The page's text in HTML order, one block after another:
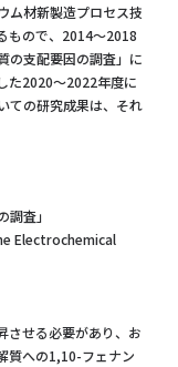
ム材新製造プロセス技
もので、2014～2018
の支配要因の調査」に
た2020～2022年度に
ての研究成果は、それ
査」
Electrochemical
させる必要があり、お
質への1,10-フェナン